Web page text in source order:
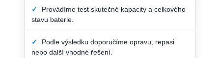
✓
Provádíme test skutečné kapacity a celkového
stavu baterie.
✓
Podle výsledku doporučíme opravu, repasi
nebo další vhodné řešení.